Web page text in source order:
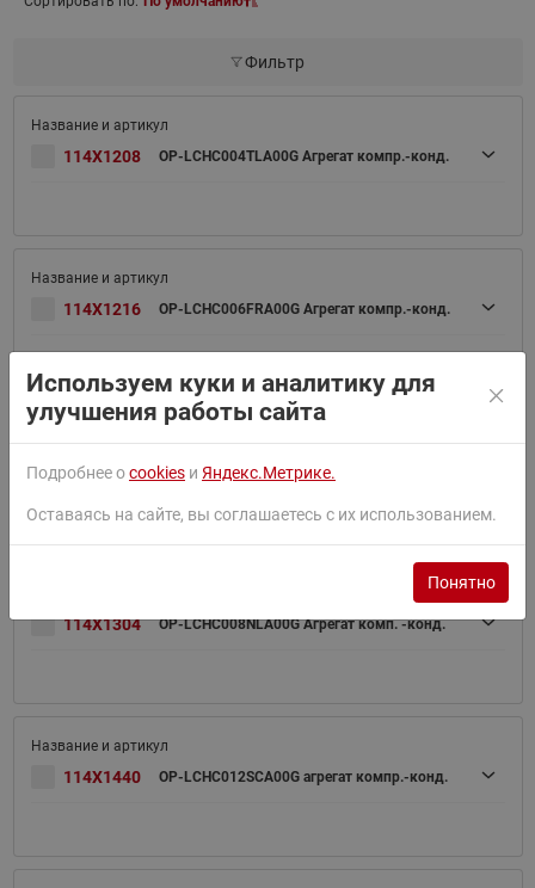
Фильтр
114X1208 OP-LCHC004TLA00G Агрегат компр.-конд.
114X1216 OP-LCHC006FRA00G Агрегат компр.-конд.
114X1217
компрессорно-конденсаторный
114X1304 OP-LCHC008NLA00G Агрегат комп. -конд.
114X1440 OP-LCHC012SCA00G агрегат компр.-конд.
Используем куки и аналитику для
улучшения работы сайта
Подробнее оcookies и Яндекс.Метрике.
Оставаясь на сайте, вы соглашаетесь с их использованием.
Понятно